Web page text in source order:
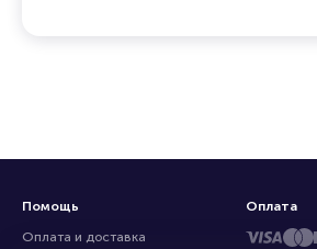
Помощь
Оплата и доставка
Оплата